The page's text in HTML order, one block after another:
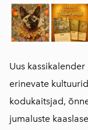
Uus
erinevate
kodukaitsjad,
jumaluste